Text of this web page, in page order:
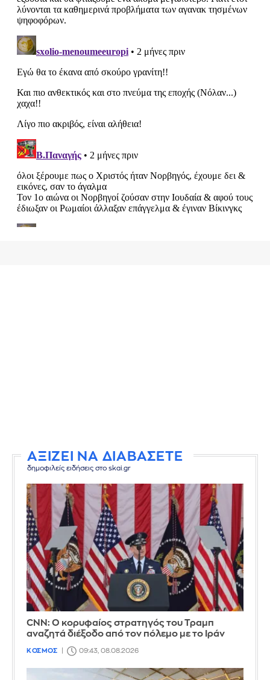
ΑΞΙΖΕΙ ΝΑ ΔΙΑΒΑΣΕΤΕ
δημοφιλείς ειδήσεις στο skai.gr
CNN: Ο κορυφαίος στρατηγός του Τραμπ
αναζητά διέξοδο από τον πόλεμο με το Ιράν
ΚΟΣΜΟΣ 09:43, 08.08.2026